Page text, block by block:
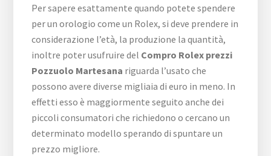
Per sapere esattamente quando potete spendere
per un orologio come un Rolex, si deve prendere in
considerazione l’età, la produzione la quantità,
inoltre poter usufruire del Compro Rolex prezzi
Pozzuolo Martesana riguarda l’usato che
possono avere diverse migliaia di euro in meno. In
effetti esso è maggiormente seguito anche dei
piccoli consumatori che richiedono o cercano un
determinato modello sperando di spuntare un
prezzo migliore.